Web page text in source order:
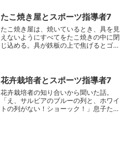
もいる。そもそも、もうけ...
たこ焼き屋とスポーツ指導者7
たこ焼き屋は、焼いているとき、具を見
えないようにすべてをたこ焼きの中に閉
じ込める。具が鉄板の上で焦げるとゴミ
教えたとしても容量が足り...
花卉栽培者とスポーツ指導者7
花卉栽培者の知り合いから聞いた話。
「え、サルビアのブルーの列と、ホワイ
トの列がない！ショーック！」息子たち